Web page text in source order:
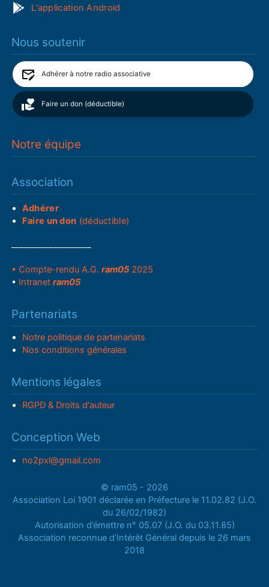
L'application Android
Nous soutenir
Adhérer à notre radio associative
Faire un don (déductible)
Notre équipe
Association
Adhérer
Faire un don (déductible)
• Compte-rendu A.G.ram05 2025
• Intranetram05
Partenariats
Notre politique de partenariats
Nos conditions générales
Mentions légales
RGPD & Droits d'auteur
Conception Web
no2pxl@gmail.com
© ram05 - 2026
Association Loi 1901 déclarée en Préfecture le 11.02.82 (J.O.
du 26/02/1982)
Autorisation d’émettre n° 05.07 (J.O. du 03.11.85)
Association reconnue d’Intérêt Général depuis le 26 mars
2018